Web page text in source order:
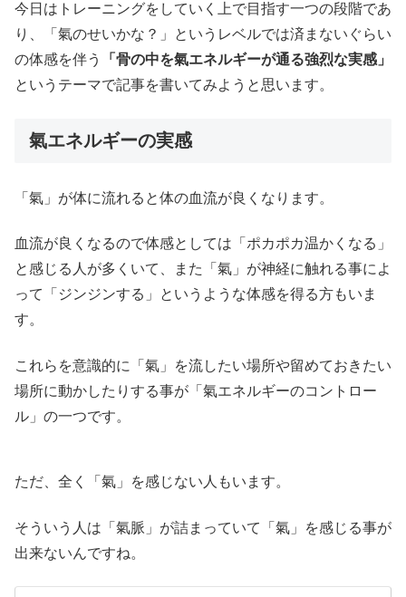
今日はトレーニングをしていく上で目指す一つの段階であ
り、「氣のせいかな？」というレベルでは済まないぐらい
の体感を伴う
「骨の中を氣エネルギーが通る強烈な実感」
というテーマで記事を書いてみようと思います。
氣エネルギーの実感
「氣」が体に流れると体の血流が良くなります。
血流が良くなるので体感としては「ポカポカ温かくなる」
と感じる人が多くいて、また「氣」が神経に触れる事によ
って「ジンジンする」というような体感を得る方もいま
す。
これらを意識的に「氣」を流したい場所や留めておきたい
場所に動かしたりする事が「氣エネルギーのコントロー
ル」の一つです。
ただ、全く「氣」を感じない人もいます。
そういう人は「氣脈」が詰まっていて「氣」を感じる事が
出来ないんですね。